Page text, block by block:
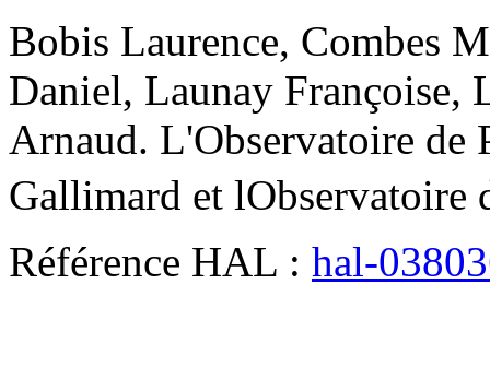
Bobis Laurence, Combes
Daniel, Launay Françoise,
Arnaud. L'Observatoire de
Gallimard et lObservatoire
Référence HAL : hal-